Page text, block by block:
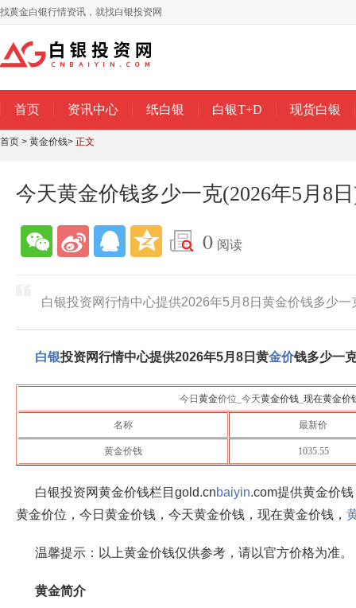
找黄金白银行情资讯，就找白银投资网
首页 资讯中心 纸白银 白银T+D 现货白银
首页 > 黄金价钱> 正文
今天黄金价钱多少一克(2026年5月8
0 阅读
白银投资网行情中心提供2026年5月8日黄金价钱多少一
白银投资网行情中心提供2026年5月8日 黄金价钱多少一
今日黄金价位_今天黄金价钱 _现在黄金价
名称 最新价
黄金价钱 1035.55
白银投资网黄金价钱栏目gold.cnbaiyin.com提供黄金价
黄金价位，今日黄金价钱，今天黄金价钱，现在黄金价钱，
温馨提示：以上黄金价钱仅供参考，请以官方价格为准。
黄金简介